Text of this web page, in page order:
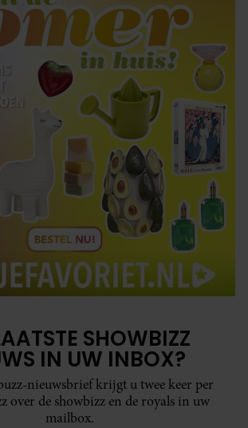
SHOWBIZZ
IN UW INBOX?
nieuwsbrief krijgt u twee keer per
over de showbizz en de royals in uw
mailbox.